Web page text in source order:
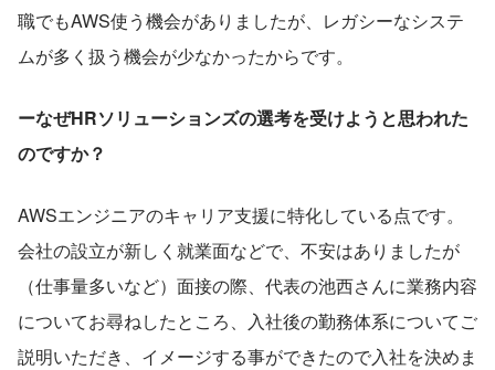
職でもAWS使う機会がありましたが、レガシーなシステ
ムが多く扱う機会が少なかったからです。
ーなぜHRソリューションズの選考を受けようと思われた
のですか？
AWSエンジニアのキャリア支援に特化している点です。
会社の設立が新しく就業面などで、不安はありましたが
（仕事量多いなど）面接の際、代表の池西さんに業務内容
についてお尋ねしたところ、入社後の勤務体系についてご
説明いただき、イメージする事ができたので入社を決めま